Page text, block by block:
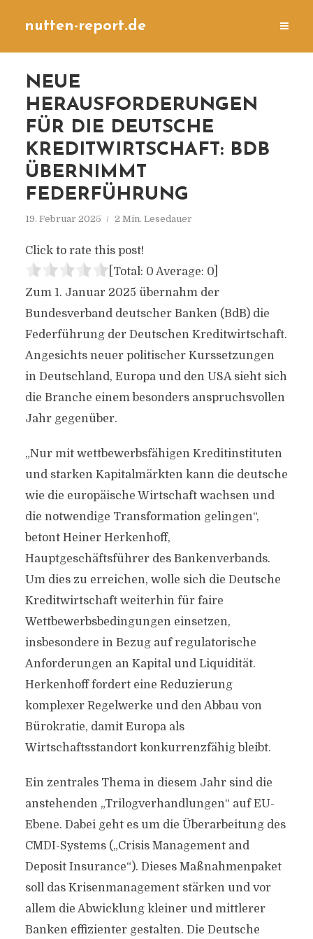
nutten-report.de
NEUE
HERAUSFORDERUNGEN
FÜR DIE DEUTSCHE
KREDITWIRTSCHAFT: BDB
ÜBERNIMMT
FEDERFÜHRUNG
19. Februar 2025 2 Min. Lesedauer
Click to rate this post!
[Total: 0 Average: 0]
Zum 1. Januar 2025 übernahm der
Bundesverband deutscher Banken (BdB) die
Federführung der Deutschen Kreditwirtschaft.
Angesichts neuer politischer Kurssetzungen
in Deutschland, Europa und den USA sieht sich
die Branche einem besonders anspruchsvollen
Jahr gegenüber.
„Nur mit wettbewerbsfähigen Kreditinstituten
und starken Kapitalmärkten kann die deutsche
wie die europäische Wirtschaft wachsen und
die notwendige Transformation gelingen“,
betont Heiner Herkenhoff,
Hauptgeschäftsführer des Bankenverbands.
Um dies zu erreichen, wolle sich die Deutsche
Kreditwirtschaft weiterhin für faire
Wettbewerbsbedingungen einsetzen,
insbesondere in Bezug auf regulatorische
Anforderungen an Kapital und Liquidität.
Herkenhoff fordert eine Reduzierung
komplexer Regelwerke und den Abbau von
Bürokratie, damit Europa als
Wirtschaftsstandort konkurrenzfähig bleibt.
Ein zentrales Thema in diesem Jahr sind die
anstehenden „Trilogverhandlungen“ auf EU-
Ebene. Dabei geht es um die Überarbeitung des
CMDI-Systems („Crisis Management and
Deposit Insurance“). Dieses Maßnahmenpaket
soll das Krisenmanagement stärken und vor
allem die Abwicklung kleiner und mittlerer
Banken effizienter gestalten. Die Deutsche